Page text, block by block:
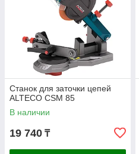
Станок для заточки цепей
ALTECO CSM 85
В наличии
19 740 ₸